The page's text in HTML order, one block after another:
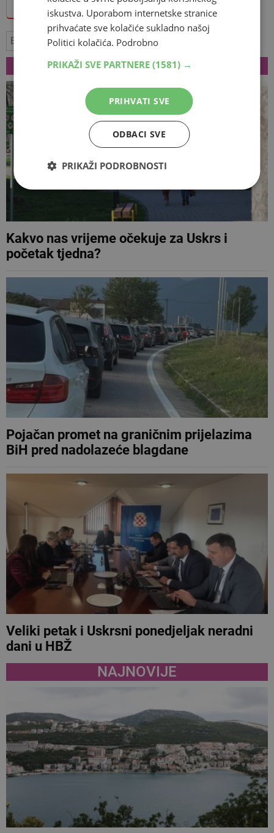
Dodajte Hercegovina.info među omiljene izvore
Božić blagdani prejedanje
VEZANI ČLANCI
Kakvo nas vrijeme očekuje za Uskrs i
početak tjedna?
Pojačan promet na graničnim prijelazima
BiH pred nadolazeće blagdane
Veliki petak i Uskrsni ponedjeljak neradni
dani u HBŽ
NAJNOVIJE
iskustva. Uporabom internetske stranice
prihvaćate sve kolačiće sukladno našoj
Politici kolačića. Podrobno
PRIKAŽI SVE PARTNERE (1581) →
PRIHVATI SVE
ODBACI SVE
PRIKAŽI PODROBNOSTI